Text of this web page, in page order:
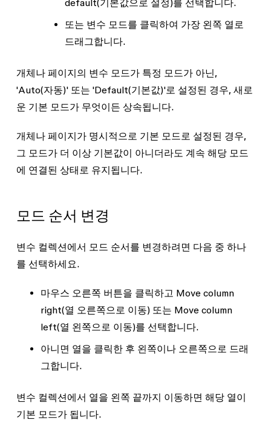
default(기본값으로 설정)를 선택합니다.
또는 변수 모드를 클릭하여 가장 왼쪽 열로
드래그합니다.
개체나 페이지의 변수 모드가 특정 모드가 아닌,
'Auto(자동)' 또는 'Default(기본값)'로 설정된 경우, 새로
운 기본 모드가 무엇이든 상속됩니다.
개체나 페이지가 명시적으로 기본 모드로 설정된 경우,
그 모드가 더 이상 기본값이 아니더라도 계속 해당 모드
에 연결된 상태로 유지됩니다.
모드 순서 변경
변수 컬렉션에서 모드 순서를 변경하려면 다음 중 하나
를 선택하세요.
마우스 오른쪽 버튼을 클릭하고 Move column
right(열 오른쪽으로 이동) 또는 Move column
left(열 왼쪽으로 이동)를 선택합니다.
아니면 열을 클릭한 후 왼쪽이나 오른쪽으로 드래
그합니다.
변수 컬렉션에서 열을 왼쪽 끝까지 이동하면 해당 열이
기본 모드가 됩니다.